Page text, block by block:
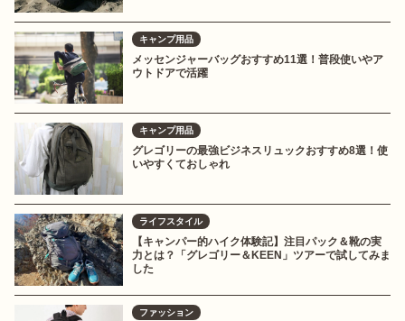
キャンプ用品
メッセンジャーバッグおすすめ11選！普段使いやア
ウトドアで活躍
キャンプ用品
グレゴリーの最強ビジネスリュックおすすめ8選！使
いやすくておしゃれ
ライフスタイル
【キャンパー的ハイク体験記】注目パック＆靴の実
力とは？「グレゴリー＆KEEN」ツアーで試してみま
した
ファッション